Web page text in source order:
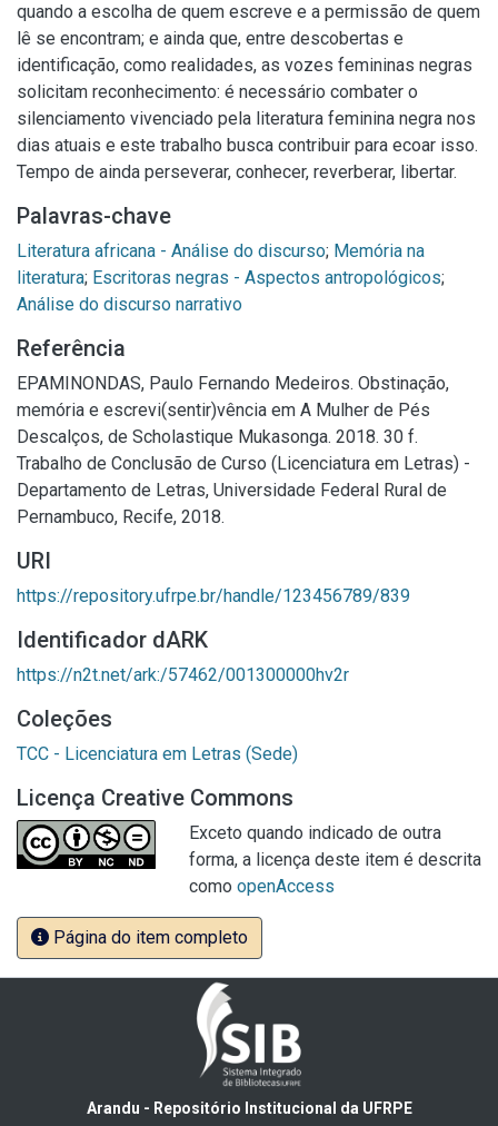
quando a escolha de quem escreve e a permissão de quem
lê se encontram; e ainda que, entre descobertas e
identificação, como realidades, as vozes femininas negras
solicitam reconhecimento: é necessário combater o
silenciamento vivenciado pela literatura feminina negra nos
dias atuais e este trabalho busca contribuir para ecoar isso.
Tempo de ainda perseverar, conhecer, reverberar, libertar.
Palavras-chave
Literatura africana - Análise do discurso; Memória na
literatura; Escritoras negras - Aspectos antropológicos;
Análise do discurso narrativo
Referência
EPAMINONDAS, Paulo Fernando Medeiros. Obstinação,
memória e escrevi(sentir)vência em A Mulher de Pés
Descalços, de Scholastique Mukasonga. 2018. 30 f.
Trabalho de Conclusão de Curso (Licenciatura em Letras) -
Departamento de Letras, Universidade Federal Rural de
Pernambuco, Recife, 2018.
URI
https://repository.ufrpe.br/handle/123456789/839
Identificador dARK
https://n2t.net/ark:/57462/001300000hv2r
Coleções
TCC - Licenciatura em Letras (Sede)
Licença Creative Commons
Exceto quando indicado de outra
forma, a licença deste item é descrita
como openAccess
Página do item completo
Arandu - Repositório Institucional da UFRPE